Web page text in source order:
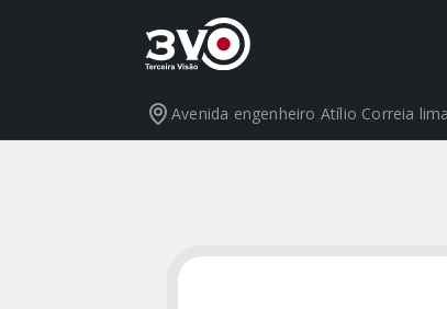
Avenida engenheiro Atílio Correia